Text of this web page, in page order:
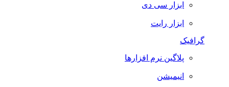
ابزار سی دی
ابزار رایت
گرافیک
پلاگین نرم افزارها
انیمیشن